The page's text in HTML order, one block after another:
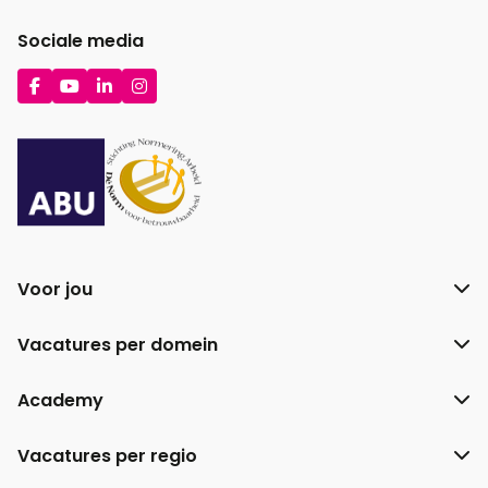
Sociale media
Ga
naar
Facebook
Ga
naar
YouTube
Ga
naar
LinkedIn
Ga
naar
Instagram
Voor jou
Vacatures per domein
Academy
Vacatures per regio